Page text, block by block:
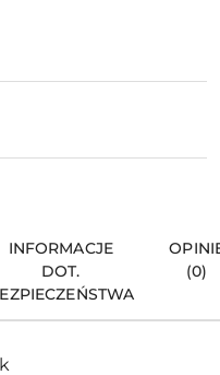
INFORMACJE
DOT.
(0)